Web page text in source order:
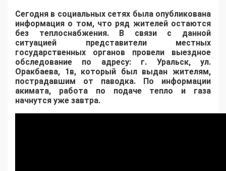
Сегодня в социальных сетях была опубликована
информация о том, что ряд жителей остаются
без теплоснабжения. В связи с данной
ситуацией представители местных
государственных органов провели выездное
обследование по адресу: г. Уральск, ул.
Оракбаева, 1в, который был выдан жителям,
пострадавшим от паводка. По информации
акимата, работа по подаче тепло и газа
начнутся уже завтра.